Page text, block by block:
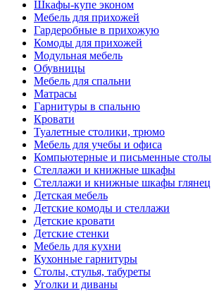
Шкафы-купе эконом
Мебель для прихожей
Гардеробные в прихожую
Комоды для прихожей
Модульная мебель
Обувницы
Мебель для спальни
Матрасы
Гарнитуры в спальню
Кровати
Туалетные столики, трюмо
Мебель для учебы и офиса
Компьютерные и письменные столы
Стеллажи и книжные шкафы
Стеллажи и книжные шкафы глянец
Детская мебель
Детские комоды и стеллажи
Детские кровати
Детские стенки
Мебель для кухни
Кухонные гарнитуры
Столы, стулья, табуреты
Уголки и диваны